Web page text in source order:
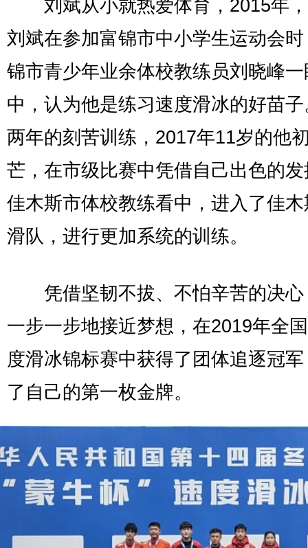
刘斌从小就热爱体育，2015年
刘斌在参加富锦市中小学生运动会
锦市青少年业余体校教练员刘晓峰
中，认为他是练习速度滑冰的好苗
两年的刻苦训练，2017年11岁的他
芒，在市级比赛中凭借自己出色的
佳木斯市体校教练看中，进入了佳
滑队，进行更加系统的训练。
凭借坚韧不拔、不怕辛苦的决心
一步一步地接近梦想，在2019年全
度滑冰锦标赛中获得了团体追逐冠
了自己的第一枚金牌。